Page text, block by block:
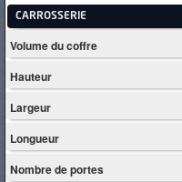
CARROSSERIE
Volume du coffre
Hauteur
Largeur
Longueur
Nombre de portes